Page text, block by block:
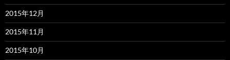
2015年12月
2015年11月
2015年10月